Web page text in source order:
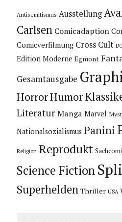
Antisemitismus Ausstellung
Carlsen Comicadaption
Comicverfilmung Cross Cult
Edition Moderne Egmont
Gesamtausgabe
HorrorHumor
Literatur Manga Marvel
Nationalsozialismus Panini
Religion Reprodukt
Science Fiction
Superhelden Thriller USA